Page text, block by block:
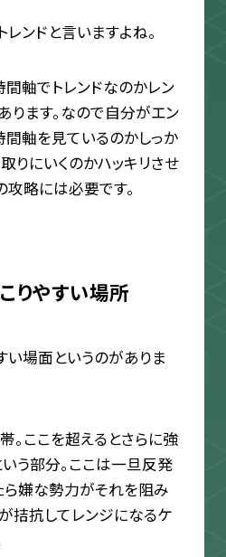
ンドと言いますよね。
軸でトレンドなのかレン
ります。なので自分がエン
間軸を見ているのかしっか
りにいくのかハッキリさせ
略には必要です。
りやすい場所
い場面というのがありま
。ここを超えるとさらに強
う部分。ここは一旦反発
ら嫌な勢力がそれを阻み
拮抗してレンジになるケ